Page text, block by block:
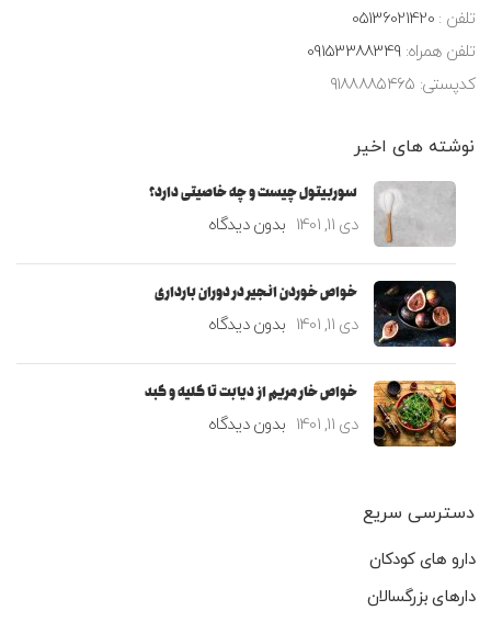
تلفن :05136021420
تلفن همراه:09153388349
کدپستی: ۹۱۸۸۸۸۵۴۶۵
نوشته های اخیر
سوربیتول چیست و چه خاصیتی دارد؟
دی 11, 1401 بدون دیدگاه
خواص خوردن انجیر در دوران بارداری
دی 11, 1401 بدون دیدگاه
خواص خار مریم از دیابت تا کلیه و کبد
دی 11, 1401 بدون دیدگاه
دسترسی سریع
دارو های کودکان
دارهای بزرگسالان